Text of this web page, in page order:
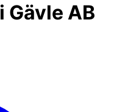
Gävle AB